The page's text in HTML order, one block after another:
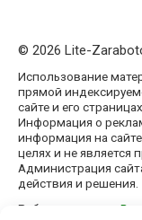
© 2026 Lite-
Использование
прямой
сайте и его
Информация о
информация на
целях и не является
Администрация
действия и решения.
Работает на теме